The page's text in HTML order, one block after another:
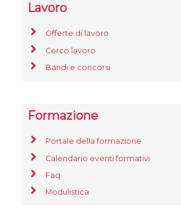
Lavoro
Offerte di lavoro
Cerco lavoro
Bandi e concorsi
Formazione
Portale della formazione
Calendario eventi formativi
Faq
Modulistica